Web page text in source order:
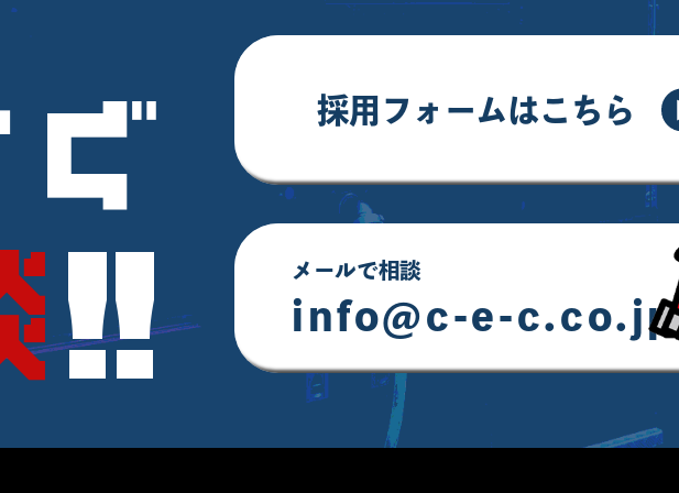
‼︎
採用フォームはこちら
メールで相談
info@c-e-c.co.jp